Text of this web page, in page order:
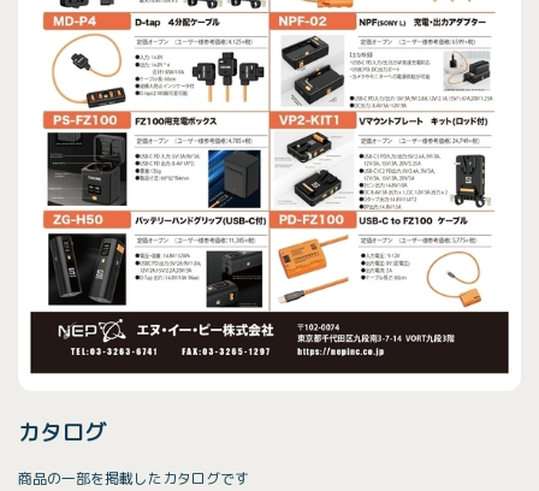
カタログ
商品の一部を掲載したカタログです